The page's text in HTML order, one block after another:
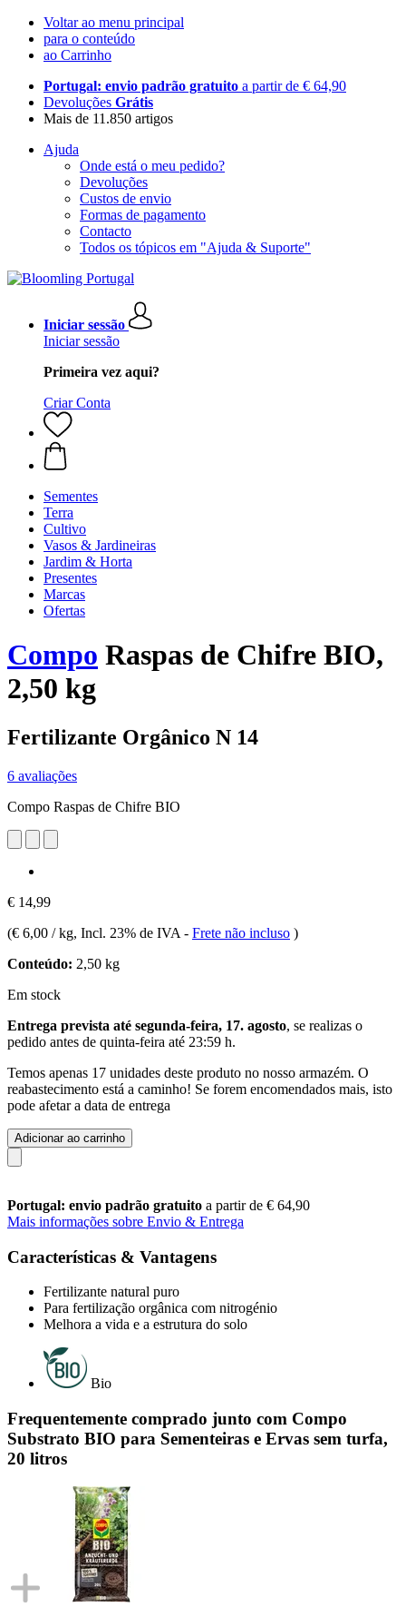
Voltar ao menu principal
para o conteúdo
ao Carrinho
Portugal: envio padrão gratuito a partir de € 64,90
Devoluções Grátis
Mais de 11.850 artigos
Ajuda
Onde está o meu pedido?
Devoluções
Custos de envio
Formas de pagamento
Contacto
Todos os tópicos em "Ajuda & Suporte"
Iniciar sessão
Iniciar sessão
Primeira vez aqui?
Criar Conta
Sementes
Terra
Cultivo
Vasos & Jardineiras
Jardim & Horta
Presentes
Marcas
Ofertas
Compo Raspas de Chifre BIO,
2,50 kg
Fertilizante Orgânico N 14
6 avaliações
Compo Raspas de Chifre BIO
€ 14,99
(€ 6,00 / kg, Incl. 23% de IVA - Frete não incluso )
Conteúdo: 2,50 kg
Em stock
Entrega prevista até segunda-feira, 17. agosto, se realizas o
pedido antes de quinta-feira até 23:59 h.
Temos apenas 17 unidades deste produto no nosso armazém. O
reabastecimento está a caminho! Se forem encomendados mais, isto
pode afetar a data de entrega
Adicionar ao carrinho
Portugal: envio padrão gratuito a partir de € 64,90
Mais informações sobre Envio & Entrega
Características & Vantagens
Fertilizante natural puro
Para fertilização orgânica com nitrogénio
Melhora a vida e a estrutura do solo
Bio
Frequentemente comprado junto com Compo
Substrato BIO para Sementeiras e Ervas sem turfa,
20 litros